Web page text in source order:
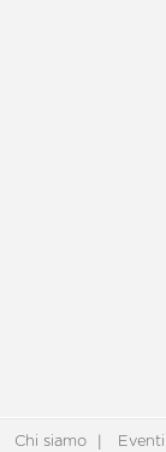
Chi siamo Eventi